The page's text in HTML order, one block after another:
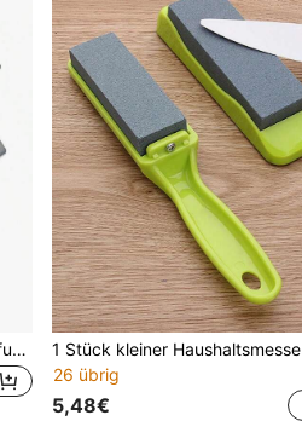
Tragbarer Messerschärfer, Multifunktions-Outdoor-Gartenschere Doppelnutzung Schärfwerkzeug, Handgeführter Schnell-Klingen-Schärfer
26 übrig
5,48€